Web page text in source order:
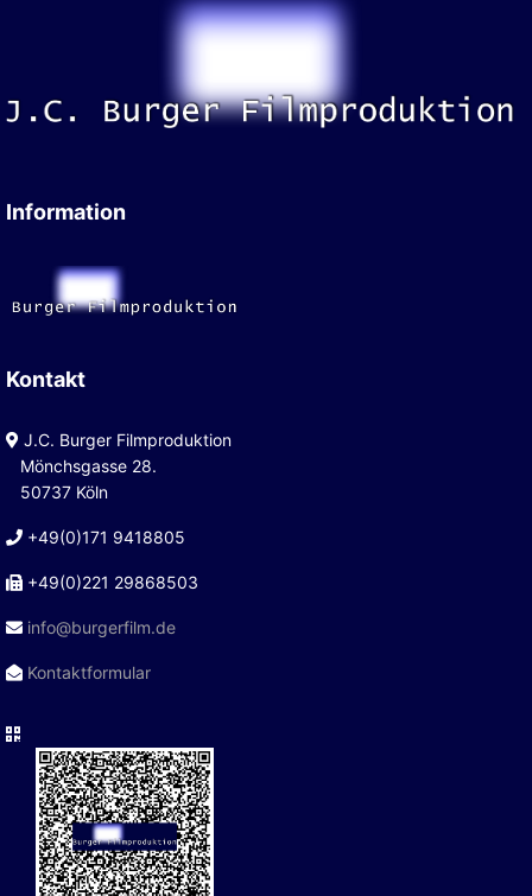
Information
Kontakt
J.C. Burger Filmproduktion
Mönchsgasse 28.
50737 Köln
+49(0)171 9418805
+49(0)221 29868503
info@burgerfilm.de
Kontaktformular